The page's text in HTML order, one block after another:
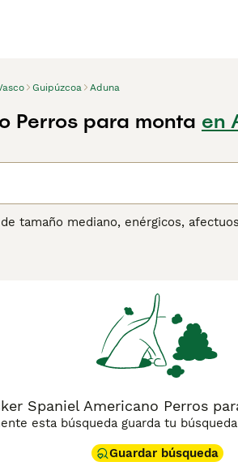
Guipúzcoa Aduna
Perros para monta en
tamaño mediano, enérgicos,
Spaniel Americano son una
Cocker Spaniel Americano
Spaniel Americano Perros
esta búsqueda guarda tu
Guardar búsqueda